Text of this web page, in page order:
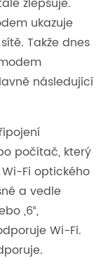
ukazuje
Takže dnes
následující
počítač, který
Fi optického
a vedle
„6“,
Wi-Fi.